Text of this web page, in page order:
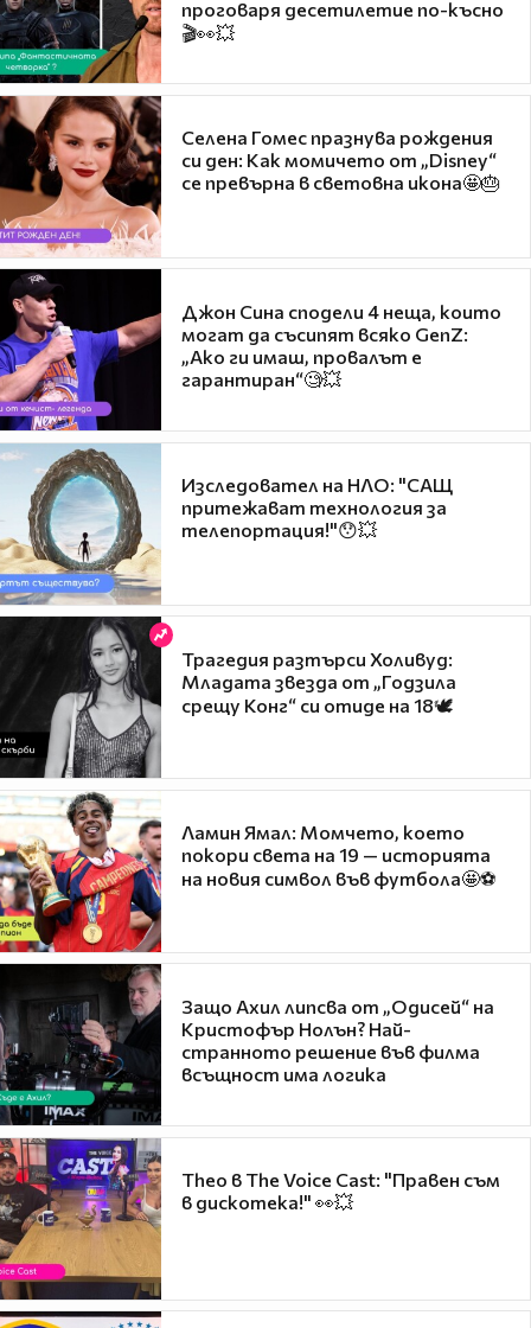
проговаря десетилетие по-късно
🎬👀💥
Селена Гомес празнува рождения
си ден: Как момичето от „Disney“
се превърна в световна икона🤩🎂
Джон Сина сподели 4 неща, които
могат да съсипят всяко GenZ:
„Ако ги имаш, провалът е
гарантиран“🧐💥
Изследовател на НЛО: "САЩ
притежават технология за
телепортация!"😯💥
Трагедия разтърси Холивуд:
Младата звезда от „Годзила
срещу Конг“ си отиде на 18🕊️
Ламин Ямал: Момчето, което
покори света на 19 — историята
на новия символ във футбола🤩⚽
Защо Ахил липсва от „Одисей“ на
Кристофър Нолън? Най-
странното решение във филма
всъщност има логика
Theo в The Voice Cast: "Правен съм
в дискотека!" 👀💥